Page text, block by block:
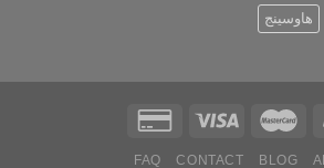
هاوسينج
BLOG
CONTACT
FAQ